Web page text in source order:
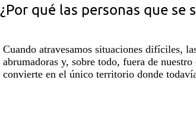
¿Por qué las personas que
Cuando atravesamos situaciones difíciles,
abrumadoras y, sobre todo, fuera de
convierte en el único territorio donde